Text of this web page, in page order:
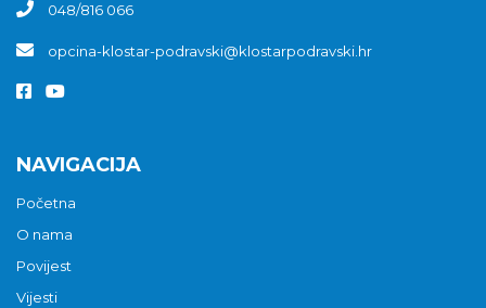
048/816 066
opcina-klostar-podravski@klostarpodravski.hr
NAVIGACIJA
Početna
O nama
Povijest
Vijesti